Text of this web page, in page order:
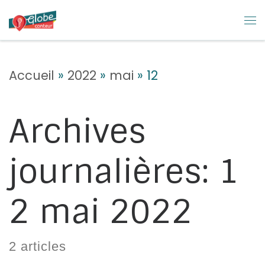
Skip to content
Accueil » 2022 » mai » 12
Archives
journalières: 1
2 mai 2022
2 articles